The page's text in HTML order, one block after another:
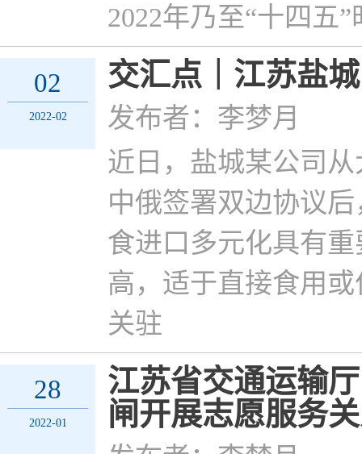
2022年乃至“十四五
02
2022-02
交汇点｜江苏盐
发布者：李梦月
近日，盐城某公司
中俄签署双边协议
食进口多元化具有
高，适于直接食用
关驻
28
2022-01
江苏省交通运输
闸开展志愿服务